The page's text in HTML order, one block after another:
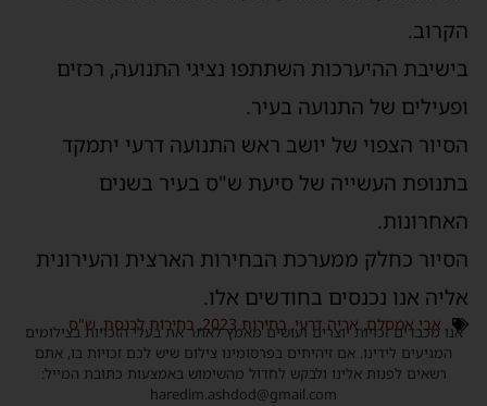
הקרוב.
בישיבת ההיערכות השתתפו נציגי התנועה, רכזים
ופעילים של התנועה בעיר.
הסיור הצפוי של יושב ראש התנועה דרעי יתמקד
בתנופת העשייה של סיעת ש"ס בעיר בשנים
האחרונות.
הסיור כחלק ממערכת הבחירות הארצית והעירונית
אליה אנו נכנסים בחודשים אלו.
אבי אמסלם,אריה דרעי, בחירות 2023 ,בחירות לכנסת,ש"ס
אנו מכבדים זכויות יוצרים ועושים מאמץ לאתר את בעלי הזכויות בצילומים
המגיעים לידינו. אם זיהיתים בפרסומינו צילום שיש לכם זכויות בו, אתם
רשאים לפנות אלינו ולבקש לחדול מהשימוש באמצעות כתובת המייל:
haredim.ashdod@gmail.com